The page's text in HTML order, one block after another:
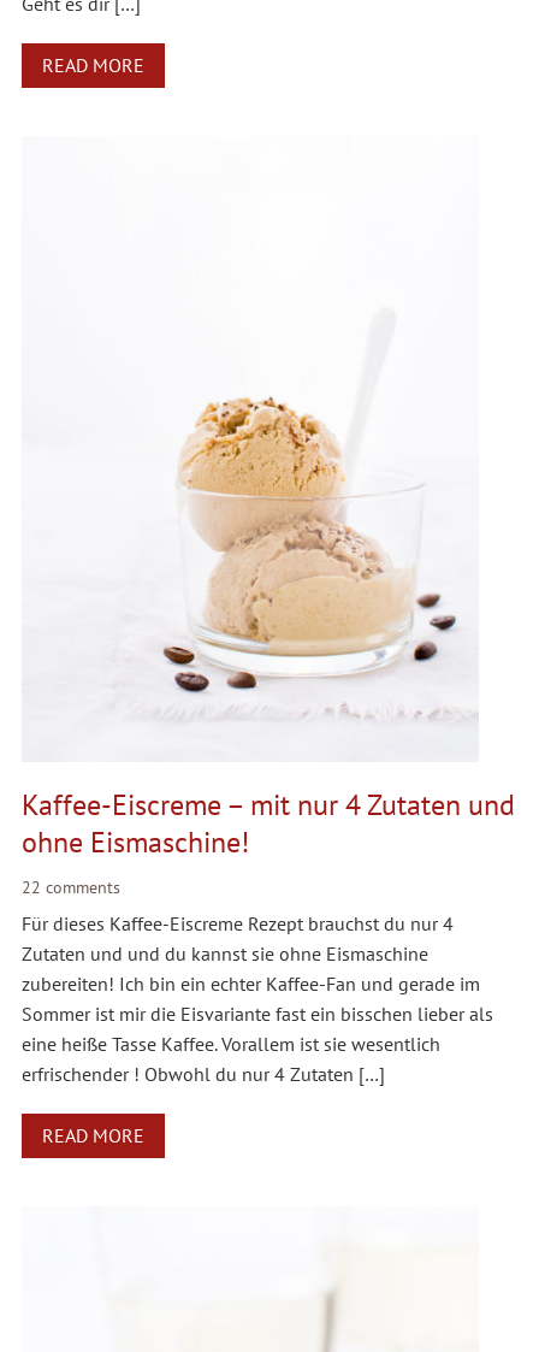
READ MORE
Kaffee-Eiscreme – mit nur 4 Zutaten und
ohne Eismaschine!
22 comments
Für dieses Kaffee-Eiscreme Rezept brauchst du nur 4
Zutaten und und du kannst sie ohne Eismaschine
zubereiten! Ich bin ein echter Kaffee-Fan und gerade im
Sommer ist mir die Eisvariante fast ein bisschen lieber als
eine heiße Tasse Kaffee. Vorallem ist sie wesentlich
erfrischender ! Obwohl du nur 4 Zutaten […]
READ MORE